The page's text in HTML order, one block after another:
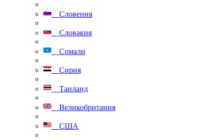
Словения
Словакия
Сомали
Сирия
Таиланд
Великобритания
США